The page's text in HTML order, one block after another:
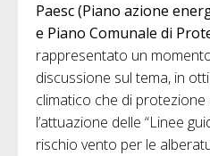
Paesc (Piano azione
e Piano Comunale di
rappresentato un
discussione sul tema, in
climatico che di protezione
l’attuazione delle “Linee
rischio vento per le